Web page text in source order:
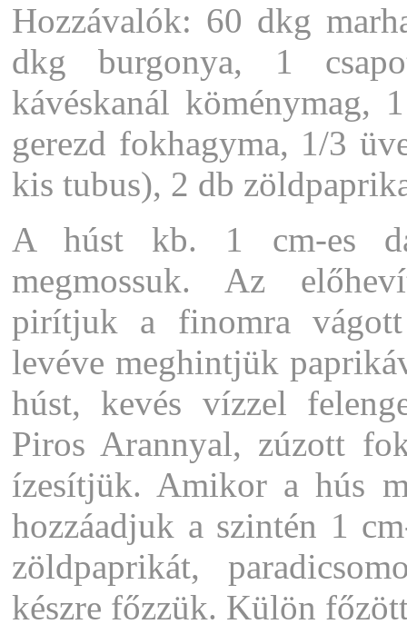
Hozzávalók: 60 dkg
dkg burgonya, 1
kávéskanál köménymag,
gerezd fokhagyma, 1/3
kis tubus), 2 db
A húst kb. 1 cm-es
megmossuk. Az
pirítjuk a finomra
levéve meghintjük
húst, kevés vízzel
Piros Arannyal, zúzott
ízesítjük. Amikor a hús
hozzáadjuk a szintén 1
zöldpaprikát,
készre főzzük. Külön